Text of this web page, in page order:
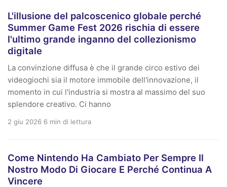
L'illusione del palcoscenico globale perché
Summer Game Fest 2026 rischia di essere
l'ultimo grande inganno del collezionismo
digitale
La convinzione diffusa è che il grande circo estivo dei
videogiochi sia il motore immobile dell'innovazione, il
momento in cui l'industria si mostra al massimo del suo
splendore creativo. Ci hanno
2 giu 2026 6 min di lettura
Come Nintendo Ha Cambiato Per Sempre Il
Nostro Modo Di Giocare E Perché Continua A
Vincere